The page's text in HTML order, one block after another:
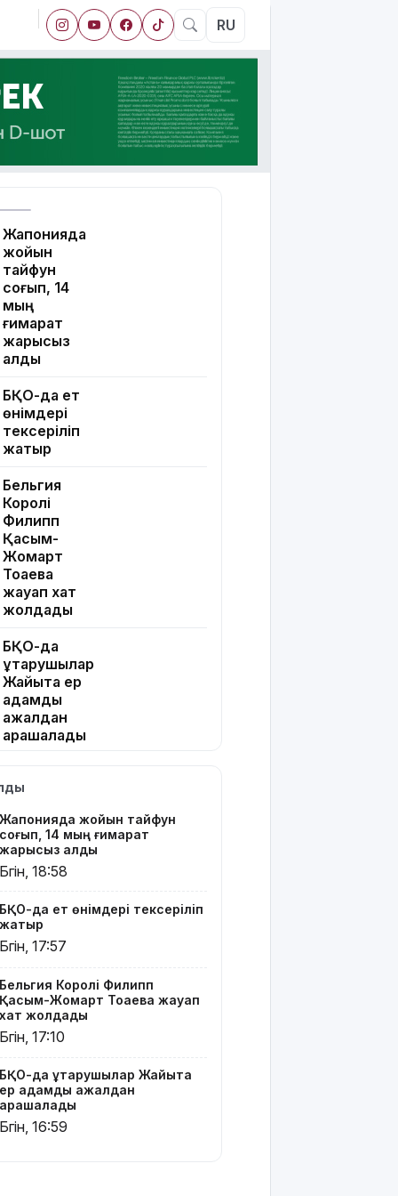
RU
Жапонияда
жойқын
тайфун
соғып, 14
мың
ғимарат
жарықсыз
қалды
БҚО-да ет
өнімдері
тексеріліп
жатыр
Бельгия
Королі
Филипп
Қасым-
Жомарт
Тоқаевқа
жауап хат
жолдады
БҚО-да
құтқарушылар
Жайықта ер
адамды
ажалдан
арашалады
облысында
гектар
аумақта
қарасора
өседі
«Әділет»
партиясы:
Қазақстан –
мемлекет,
ал «Заң
және
тәртіп»
баршаға
міндетті
Украина
Жапонияда жойқын тайфун
соғып, 14 мың ғимарат
жарықсыз қалды
Бүгін, 18:58
БҚО-да ет өнімдері тексеріліп
жатыр
Бүгін, 17:57
Бельгия Королі Филипп
Қасым-Жомарт Тоқаевқа жауап
хат жолдады
Бүгін, 17:10
БҚО-да құтқарушылар Жайықта
ер адамды ажалдан
арашалады
Бүгін, 16:59